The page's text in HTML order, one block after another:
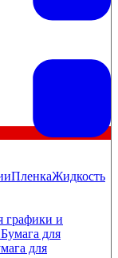
ПленкаЖидкость
графики и
Бумага для
для